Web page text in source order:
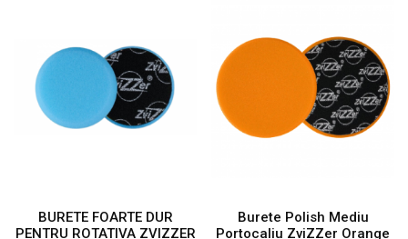
BURETE FOARTE DUR
PENTRU ROTATIVA ZVIZZER
Burete Polish Mediu
Portocaliu ZviZZer Orange